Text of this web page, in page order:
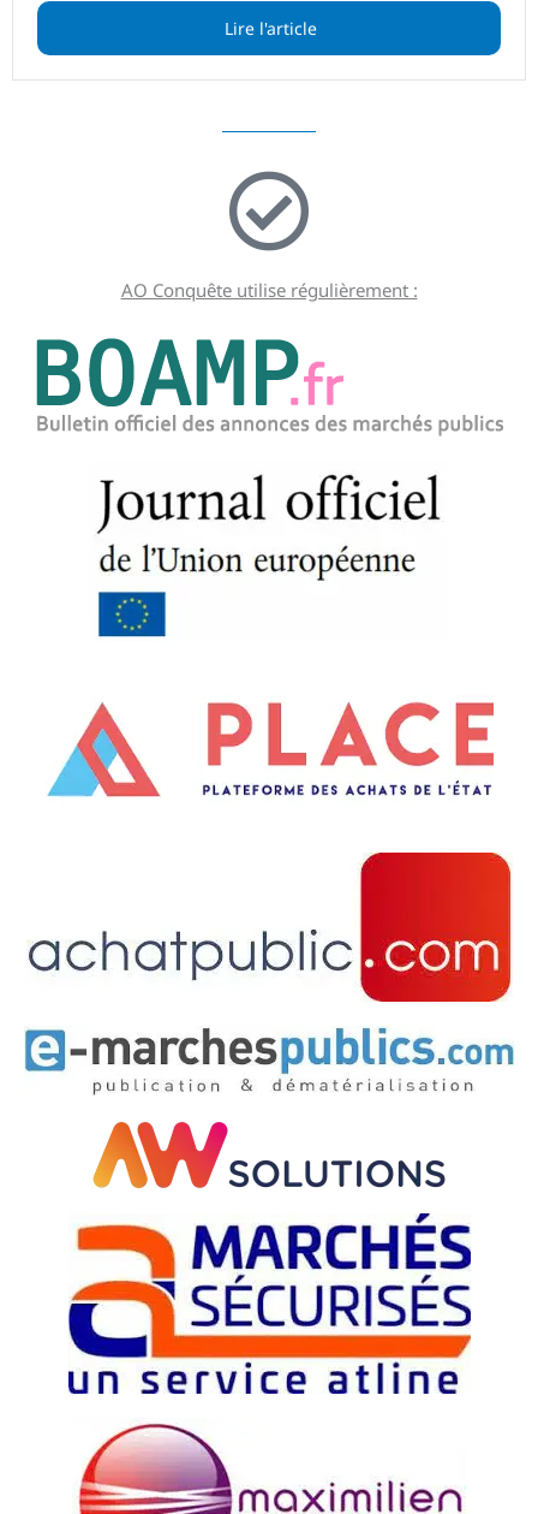
Lire l'article
AO Conquête utilise régulièrement :